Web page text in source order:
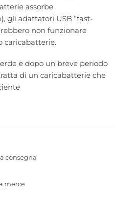
assorbe
gli adattatori USB “fast-
non funzionare
caricabatterie.
e dopo un breve periodo
di un caricabatterie che
consegna
merce